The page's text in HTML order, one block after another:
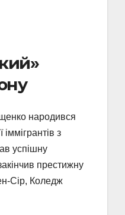
народився
іммігрантів з
успішну
престижну
Сір, Коледж